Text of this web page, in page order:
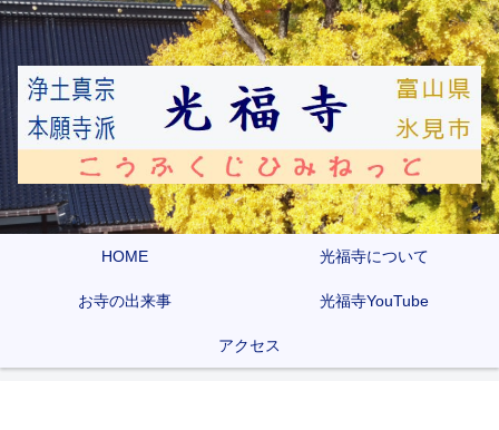
HOME 光福寺について
お寺の出来事 光福寺YouTube
アクセス